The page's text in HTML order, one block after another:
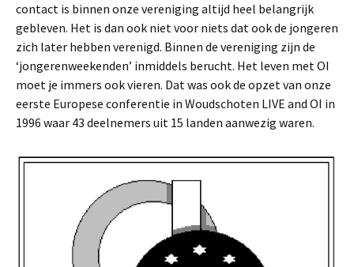
contact is binnen onze vereniging altijd heel belangrijk
gebleven. Het is dan ook niet voor niets dat ook de jongeren
zich later hebben verenigd. Binnen de vereniging zijn de
‘jongerenweekenden’ inmiddels berucht. Het leven met OI
moet je immers ook vieren. Dat was ook de opzet van onze
eerste Europese conferentie in Woudschoten LIVE and OI in
1996 waar 43 deelnemers uit 15 landen aanwezig waren.